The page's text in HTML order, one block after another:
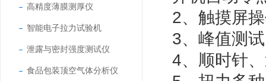
高精度薄膜测厚仪
智能电子拉力试验机
泄露与密封强度测试仪
食品包装顶空气体分析仪
2、触摸屏
3、峰值测
4、顺时针